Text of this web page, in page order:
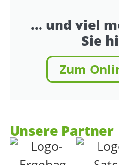
... und viel
Sie
Zum
Unsere Partner